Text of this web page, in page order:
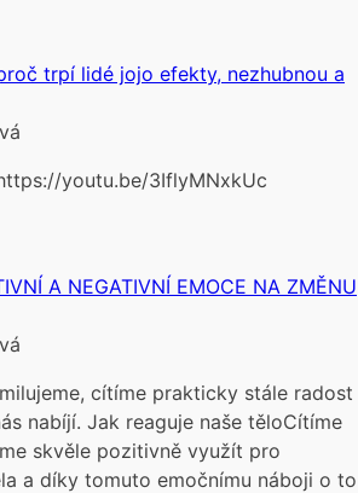
trpí lidé jojo efekty, nezhubnou a
youtu.be/3IflyMNxkUc
A NEGATIVNÍ EMOCE NA ZMĚNU
cítíme prakticky stále radost
nabíjí. Jak reaguje naše těloCítíme
skvěle pozitivně využít pro
a díky tomuto emočnímu náboji o to